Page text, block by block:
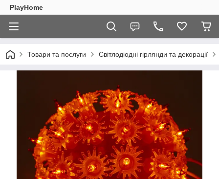
PlayHome
Товари та послуги Світлодіодні гірлянди та декорації